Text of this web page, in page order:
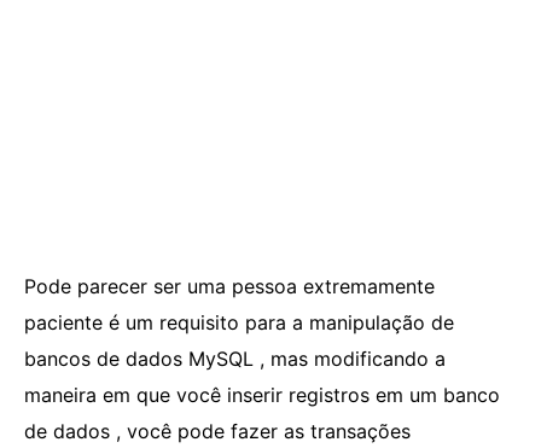
Pode parecer ser uma pessoa extremamente
paciente é um requisito para a manipulação de
bancos de dados MySQL , mas modificando a
maneira em que você inserir registros em um banco
de dados , você pode fazer as transações